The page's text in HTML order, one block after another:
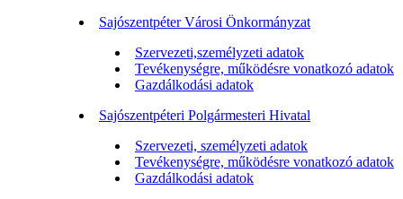
Sajószentpéter Városi Önkormányzat
Szervezeti,személyzeti adatok
Tevékenységre, működésre vonatkozó adatok
Gazdálkodási adatok
Sajószentpéteri Polgármesteri Hivatal
Szervezeti, személyzeti adatok
Tevékenységre, működésre vonatkozó adatok
Gazdálkodási adatok